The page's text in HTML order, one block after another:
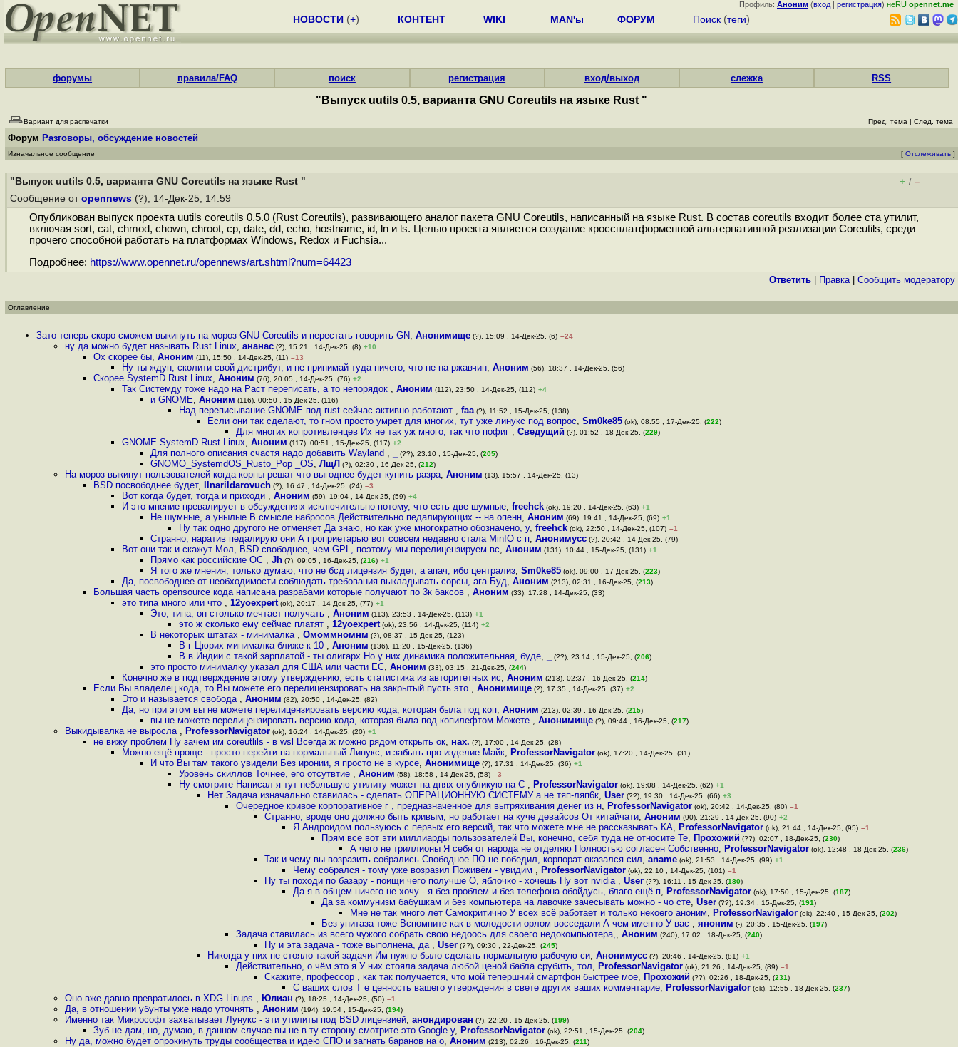
Профиль: Аноним (вход | регистрация) неRU opennet.me
НОВОСТИ (+) КОНТЕНТ WIKI MAN'ы ФОРУМ Поиск (теги)
форумы правила/FAQ поиск регистрация вход/выход слежка RSS
"Выпуск uutils 0.5, варианта GNU Coreutils на языке Rust "
Вариант для распечатки Пред. тема | След. тема
Форум Разговоры, обсуждение новостей
Изначальное сообщение [ Отслеживать ]
"Выпуск uutils 0.5, варианта GNU Coreutils на языке Rust " + / –
Сообщение от opennews (?), 14-Дек-25, 14:59
Опубликован выпуск проекта uutils coreutils 0.5.0 (Rust Coreutils), развивающего аналог пакета GNU Coreutils, написанный на языке Rust. В состав coreutils входит более ста утилит,
включая sort, cat, chmod, chown, chroot, cp, date, dd, echo, hostname, id, ln и ls. Целью проекта является создание кроссплатформенной альтернативной реализации Coreutils, среди
прочего способной работать на платформах Windows, Redox и Fuchsia...
Подробнее: https://www.opennet.ru/opennews/art.shtml?num=64423
Ответить Правка| Cообщить модератору
Оглавление
Зато теперь скоро сможем выкинуть на мороз GNU Coreutils и перестать говорить GN, Анонимище (?), 15:09 , 14-Дек-25, (6) –24
ну да можно будет называть Rust Linux, ананас (?), 15:21 , 14-Дек-25, (8) +10
Ох скорее бы, Аноним (11), 15:50 , 14-Дек-25, (11) –13
Ну ты ждун, сколити свой дистрибут, и не принимай туда ничего, что не на ржавчин, Аноним (56), 18:37 , 14-Дек-25, (56)
Скорее SystemD Rust Linux, Аноним (76), 20:05 , 14-Дек-25, (76) +2
Так Системду тоже надо на Раст переписать, а то непорядок , Аноним (112), 23:50 , 14-Дек-25, (112) +4
и GNOME, Аноним (116), 00:50 , 15-Дек-25, (116)
Над переписывание GNOME под rust сейчас активно работают , faa (?), 11:52 , 15-Дек-25, (138)
Если они так сделают, то гном просто умрет для многих, тут уже линукс под вопрос, Sm0ke85 (ok), 08:55 , 17-Дек-25, (222)
Для многих копротивленцев Их не так уж много, так что пофиг , Сведущий (?), 01:52 , 18-Дек-25, (229)
GNOME SystemD Rust Linux, Аноним (117), 00:51 , 15-Дек-25, (117) +2
Для полного описания счастя надо добавить Wayland , (??), 23:10 , 15-Дек-25, (205)
GNOMO_SystemdOS_Rusto_Pop _OS, ЛщЛ (?), 02:30 , 16-Дек-25, (212)
На мороз выкинут пользователей когда корпы решат что выгоднее будет купить разра, Аноним (13), 15:57 , 14-Дек-25, (13)
BSD посвободнее будет, Ilnarildarovuch (?), 16:47 , 14-Дек-25, (24) –3
Вот когда будет, тогда и приходи , Аноним (59), 19:04 , 14-Дек-25, (59) +4
И это мнение превалирует в обсуждениях исключительно потому, что есть две шумные, freehck (ok), 19:20 , 14-Дек-25, (63) +1
Не шумные, а унылые В смысле набросов Действительно педалирующих -- на опенн, Аноним (69), 19:41 , 14-Дек-25, (69) +1
Ну так одно другого не отменяет Да знаю, но как уже многократно обозначено, у, freehck (ok), 22:50 , 14-Дек-25, (107) –1
Странно, наратив педалирую они А проприетарью вот совсем недавно стала MinIO c п, Анонимусс (?), 20:42 , 14-Дек-25, (79)
Вот они так и скажут Мол, BSD свободнее, чем GPL, поэтому мы перелицензируем вс, Аноним (131), 10:44 , 15-Дек-25, (131) +1
Прямо как российские ОС , Jh (?), 09:05 , 16-Дек-25, (216) +1
Я того же мнения, только думаю, что не бсд лицензия будет, а апач, ибо централиз, Sm0ke85 (ok), 09:00 , 17-Дек-25, (223)
Да, посвободнее от необходимости соблюдать требования выкладывать сорсы, ага Буд, Аноним (213), 02:31 , 16-Дек-25, (213)
Большая часть opensource кода написана разрабами которые получают по 3к баксов , Аноним (33), 17:28 , 14-Дек-25, (33)
это типа много или что , 12yoexpert (ok), 20:17 , 14-Дек-25, (77) +1
Это, типа, он столько мечтает получать , Аноним (113), 23:53 , 14-Дек-25, (113) +1
это ж сколько ему сейчас платят , 12yoexpert (ok), 23:56 , 14-Дек-25, (114) +2
В некоторых штатах - минималка , Омоммномнм (?), 08:37 , 15-Дек-25, (123)
В г Цюрих минималка ближе к 10 , Аноним (136), 11:20 , 15-Дек-25, (136)
В в Индии с такой зарплатой - ты олигарх Но у них динамика положительная, буде, (??), 23:14 , 15-Дек-25, (206)
это просто минималку указал для США или части ЕС, Аноним (33), 03:15 , 21-Дек-25, (244)
Конечно же в подтверждение этому утверждению, есть статистика из авторитетных ис, Аноним (213), 02:37 , 16-Дек-25, (214)
Если Вы владелец кода, то Вы можете его перелицензировать на закрытый пусть это , Анонимище (?), 17:35 , 14-Дек-25, (37) +2
Это и называется свобода , Аноним (82), 20:50 , 14-Дек-25, (82)
Да, но при этом вы не можете перелицензировать версию кода, которая была под коп, Аноним (213), 02:39 , 16-Дек-25, (215)
вы не можете перелицензировать версию кода, которая была под копилефтом Можете , Анонимище (?), 09:44 , 16-Дек-25, (217)
Выкидывалка не выросла , ProfessorNavigator (ok), 16:24 , 14-Дек-25, (20) +1
не вижу проблем Ну зачем им coreutlils - в wsl Всегда ж можно рядом открыть ок, нах. (?), 17:00 , 14-Дек-25, (28)
Можно ещё проще - просто перейти на нормальный Линукс, и забыть про изделие Майк, ProfessorNavigator (ok), 17:20 , 14-Дек-25, (31)
И что Вы там такого увидели Без иронии, я просто не в курсе, Анонимище (?), 17:31 , 14-Дек-25, (36) +1
Уровень скиллов Точнее, его отсутвтие , Аноним (58), 18:58 , 14-Дек-25, (58) –3
Ну смотрите Написал я тут небольшую утилиту может на днях опубликую на С , ProfessorNavigator (ok), 19:08 , 14-Дек-25, (62) +1
Нет Задача изначально ставилась - сделать ОПЕРАЦИОННУЮ СИСТЕМУ а не тяп-ляп6к, User (??), 19:30 , 14-Дек-25, (66) +3
Очередное кривое корпоративное г , предназначенное для вытряхивания денег из н, ProfessorNavigator (ok), 20:42 , 14-Дек-25, (80) –1
Странно, вроде оно должно быть кривым, но работает на куче девайсов От китайчати, Аноним (90), 21:29 , 14-Дек-25, (90) +2
Я Андроидом пользуюсь с первых его версий, так что можете мне не рассказывать КА, ProfessorNavigator (ok), 21:44 , 14-Дек-25, (95) –1
Прям все вот эти миллиарды пользователей Вы, конечно, себя туда не относите Те, Прохожий (??), 02:07 , 18-Дек-25, (230)
А чего не триллионы Я себя от народа не отделяю Полностью согласен Собственно, ProfessorNavigator (ok), 12:48 , 18-Дек-25, (236)
Так и чему вы возразить собрались Свободное ПО не победил, корпорат оказался сил, aname (ok), 21:53 , 14-Дек-25, (99) +1
Чему собрался - тому уже возразил Поживём - увидим , ProfessorNavigator (ok), 22:10 , 14-Дек-25, (101) –1
Ну ты походи по базару - поищи чего получше О, яблочко - хочешь Ну вот nvidia , User (??), 16:11 , 15-Дек-25, (180)
Да я в общем ничего не хочу - я без проблем и без телефона обойдусь, благо ещё п, ProfessorNavigator (ok), 17:50 , 15-Дек-25, (187)
Да за коммунизм бабушкам и без компьютера на лавочке зачесывать можно - чо сте, User (??), 19:34 , 15-Дек-25, (191)
Мне не так много лет Самокритично У всех всё работает и только некоего аноним, ProfessorNavigator (ok), 22:40 , 15-Дек-25, (202)
Без унитаза тоже Вспомните как в молодости орлом восседали А чем именно У вас , яноним (-), 20:35 , 15-Дек-25, (197)
Задача ставилась из всего чужого собрать свою недоось для своего недокомпьютера,, Аноним (240), 17:02 , 18-Дек-25, (240)
Ну и эта задача - тоже выполнена, да , User (??), 09:30 , 22-Дек-25, (245)
Никогда у них не стояло такой задачи Им нужно было сделать нормальную рабочую си, Анонимусс (?), 20:46 , 14-Дек-25, (81) +1
Действительно, о чём это я У них стояла задача любой ценой бабла срубить, тол, ProfessorNavigator (ok), 21:26 , 14-Дек-25, (89) –1
Скажите, профессор , как так получается, что мой тепершний смартфон быстрее мое, Прохожий (??), 02:26 , 18-Дек-25, (231)
С ваших слов Т е ценность вашего утверждения в свете других ваших комментарие, ProfessorNavigator (ok), 12:55 , 18-Дек-25, (237)
Оно вже давно превратилось в XDG Linups , Юлиан (?), 18:25 , 14-Дек-25, (50) –1
Да, в отношении убунты уже надо уточнять , Аноним (194), 19:54 , 15-Дек-25, (194)
Именно так Микрософт захватывает Лунукс - эти утилиты под BSD лицензией, анондирован (?), 22:20 , 15-Дек-25, (199)
Зуб не дам, но, думаю, в данном случае вы не в ту сторону смотрите это Google у, ProfessorNavigator (ok), 22:51 , 15-Дек-25, (204)
Ну да, можно будет опрокинуть труды сообщества и идею СПО и загнать 6аранов на о, Аноним (213), 02:26 , 16-Дек-25, (211)